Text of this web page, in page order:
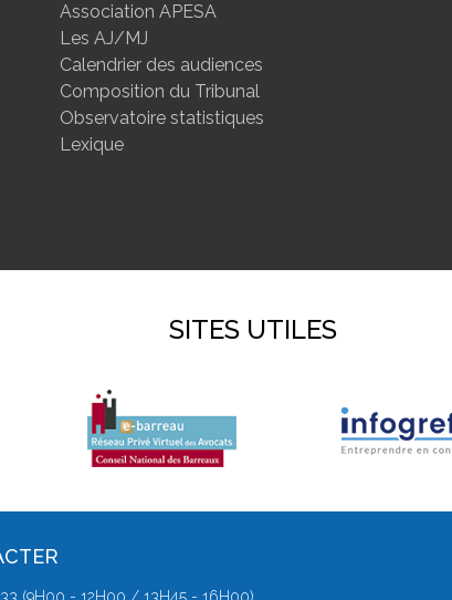
Association APESA
Les AJ/MJ
Calendrier des audiences
Composition du Tribunal
Observatoire statistiques
Lexique
SITES UTILES